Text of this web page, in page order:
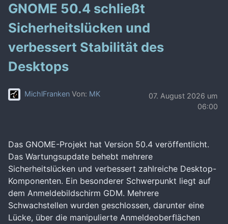
GNOME 50.4 schließt
Sicherheitslücken und
verbessert Stabilität des
Desktops
MichlFranken Von: MK
07. August 2026 um
06:00
Das GNOME-Projekt hat Version 50.4 veröffentlicht.
Das Wartungsupdate behebt mehrere
Sicherheitslücken und verbessert zahlreiche Desktop-
Komponenten. Ein besonderer Schwerpunkt liegt auf
dem Anmeldebildschirm GDM. Mehrere
Schwachstellen wurden geschlossen, darunter eine
Lücke, über die manipulierte Anmeldeoberflächen